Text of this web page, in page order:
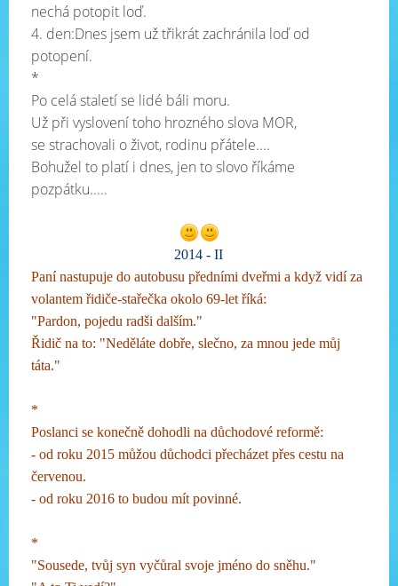
nechá potopit loď.
4. den:Dnes jsem už třikrát zachránila loď od
potopení.
*
Po celá staletí se lidé báli moru.
Už při vyslovení toho hrozného slova MOR,
se strachovali o život, rodinu přátele....
Bohužel to platí i dnes, jen to slovo říkáme
pozpátku.....
2014 - II
Paní nastupuje do autobusu předními dveřmi a když vidí za
volantem řidiče-stařečka okolo 69-let říká:
"Pardon, pojedu radši dalším."
Řidič na to: "Neděláte dobře, slečno, za mnou jede můj
táta."
*
Poslanci se konečně dohodli na důchodové reformě:
- od roku 2015 můžou důchodci přecházet přes cestu na
červenou.
- od roku 2016 to budou mít povinné.
*
"Sousede, tvůj syn vyčůral svoje jméno do sněhu."